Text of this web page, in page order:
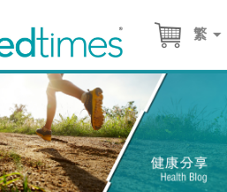
繁